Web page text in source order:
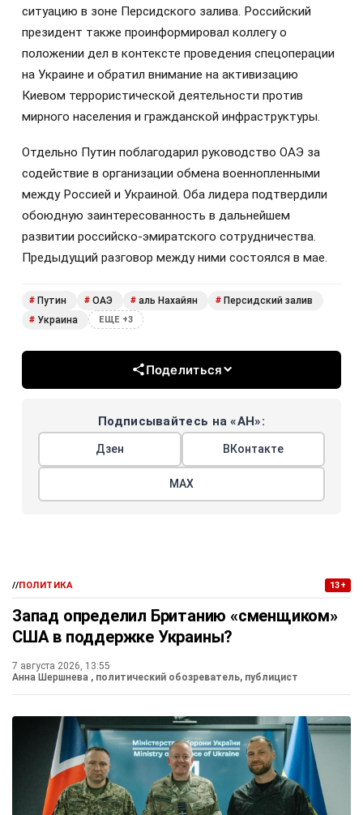
ситуацию в зоне Персидского залива. Российский
президент также проинформировал коллегу о
положении дел в контексте проведения спецоперации
на Украине и обратил внимание на активизацию
Киевом террористической деятельности против
мирного населения и гражданской инфраструктуры.
Отдельно Путин поблагодарил руководство ОАЭ за
содействие в организации обмена военнопленными
между Россией и Украиной. Оба лидера подтвердили
обоюдную заинтересованность в дальнейшем
развитии российско-эмиратского сотрудничества.
Предыдущий разговор между ними состоялся в мае.
# Путин # ОАЭ # аль Нахайян # Персидский залив
# Украина ЕЩЕ +3
Поделиться
Подписывайтесь на «АН»:
Дзен ВКонтакте
МАХ
//ПОЛИТИКА 13+
Запад определил Британию «сменщиком»
США в поддержке Украины?
7 августа 2026, 13:55
Анна Шершнева , политический обозреватель, публицист